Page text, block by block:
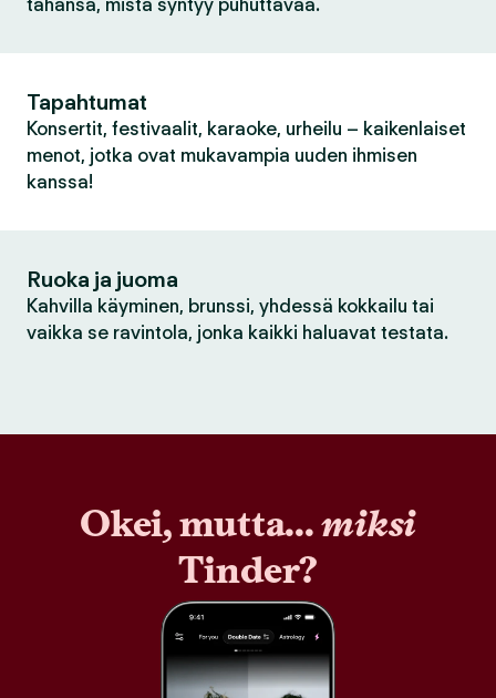
tahansa, mistä syntyy puhuttavaa.
Tapahtumat
Konsertit, festivaalit, karaoke, urheilu – kaikenlaiset
menot, jotka ovat mukavampia uuden ihmisen
kanssa!
Ruoka ja juoma
Kahvilla käyminen, brunssi, yhdessä kokkailu tai
vaikka se ravintola, jonka kaikki haluavat testata.
Okei, mutta...miksi
Tinder?